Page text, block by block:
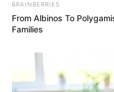
BRAINBERRIES
From Albinos To
Families